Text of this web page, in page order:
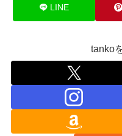
LINE
tanko